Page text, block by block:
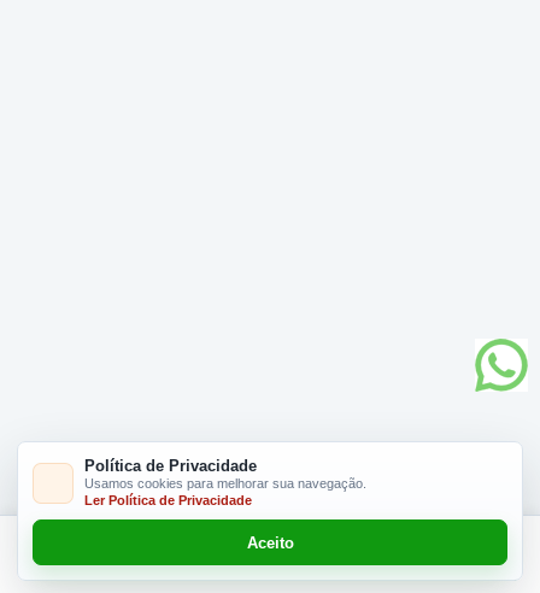
Adicionar R$ 10,00
Política de Privacidade
Usamos cookies para melhorar sua navegação.
Ler Política de Privacidade
Aceito